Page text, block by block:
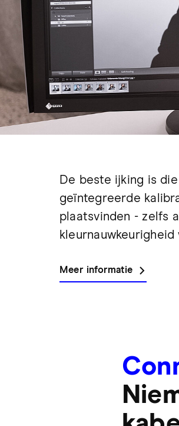
De beste ijking is
geïntegreerde
plaatsvinden - zelfs
Meer informatie